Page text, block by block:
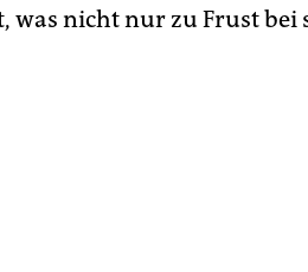
was nicht nur zu Frust bei